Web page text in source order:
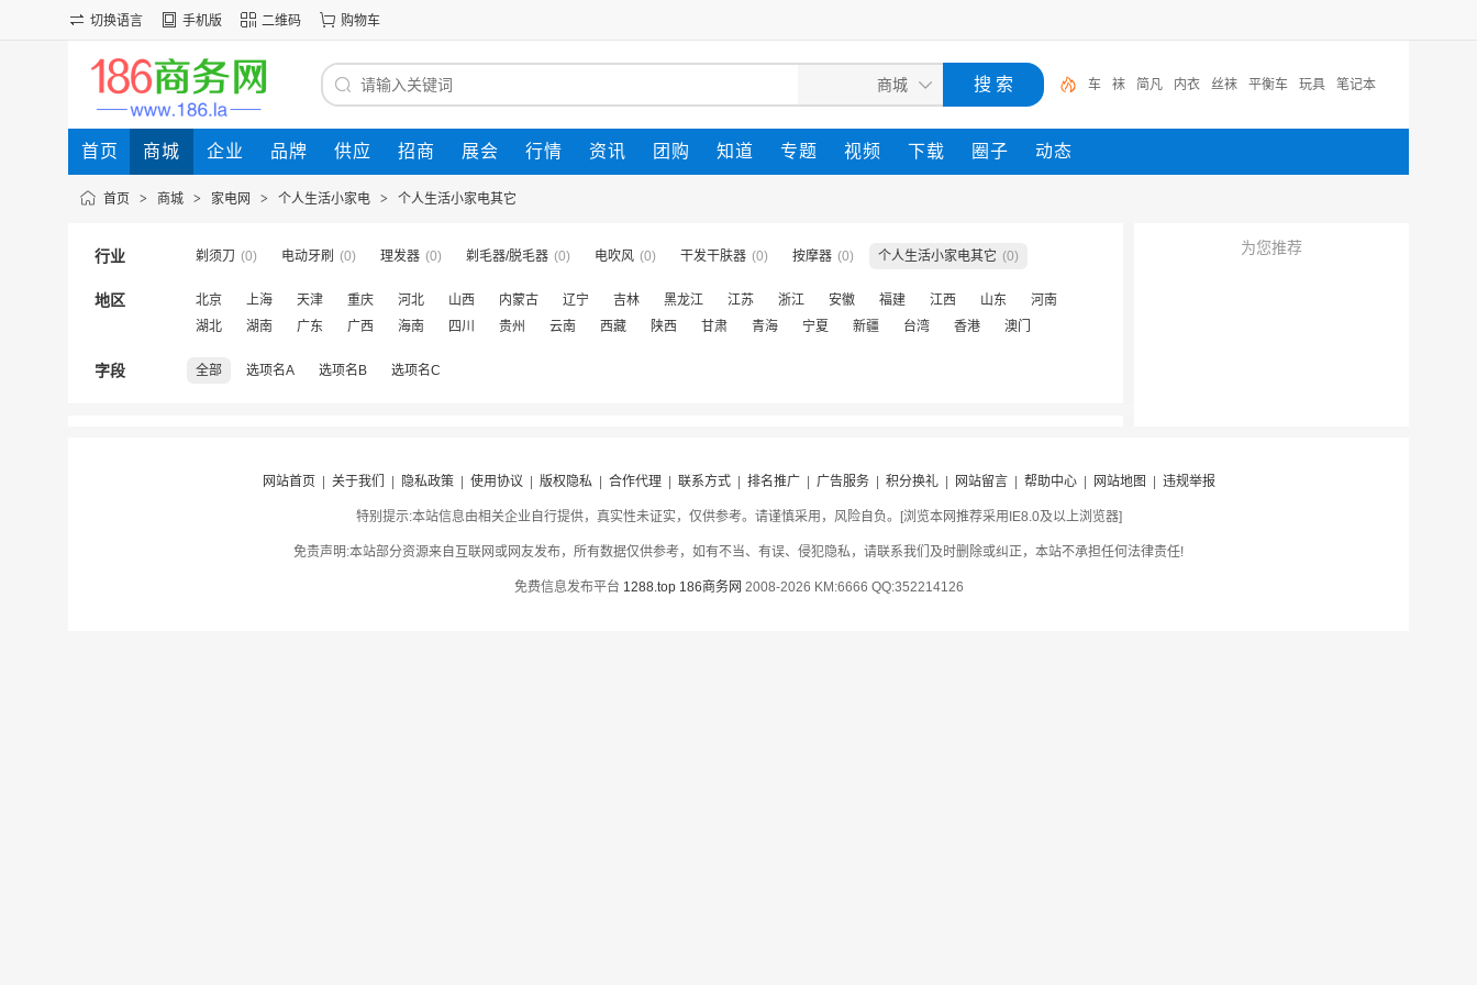
切换语言 手机版 二维码 购物车
车 袜 简凡 内衣 丝袜 平衡车 玩具 笔记本
首页 商城 企业 品牌 供应 招商 展会 行情 资讯 团购 知道 专题 视频 下载 圈子 动态
首页 > 商城 > 家电网 > 个人生活小家电 > 个人生活小家电其它
行业 剃须刀 (0) 电动牙刷 (0) 理发器 (0) 剃毛器/脱毛器 (0) 电吹风 (0) 干发干肤器 (0) 按摩器 (0) 个人生活小家电其它 (0)
地区 北京 上海 天津 重庆 河北 山西 内蒙古 辽宁 吉林 黑龙江 江苏 浙江 安徽 福建 江西 山东
河南
湖北
湖南 广东 广西 海南 四川 贵州 云南 西藏 陕西 甘肃 青海 宁夏 新疆 台湾 香港 澳门
字段 全部 选项名A 选项名B 选项名C
为您推荐
网站首页 关于我们 隐私政策| 使用协议 版权隐私| 合作代理| 联系方式| 排名推广| 广告服务| 积分换礼| 网站留言| 帮助中心| 网站地图 违规举报
特别提示:本站信息由相关企业自行提供，真实性未证实，仅供参考。请谨慎采用，风险自负。[浏览本网推荐采用IE8.0及以上浏览器]
免责声明:本站部分资源来自互联网或网友发布，所有数据仅供参考，如有不当、有误、侵犯隐私，请联系我们及时删除或纠正，本站不承担任何法律责任!
免费信息发布平台 1288.top 186商务网 2008-2026 KM:6666 QQ:352214126